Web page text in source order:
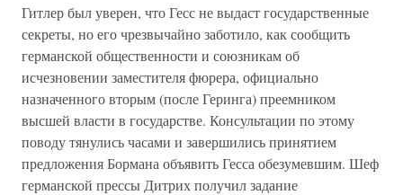
Гитлер был уверен, что Гесс не выдаст государственные
секреты, но его чрезвычайно заботило, как сообщить
германской общественности и союзникам об
исчезновении заместителя фюрера, официально
назначенного вторым (после Геринга) преемником
высшей власти в государстве. Консультации по этому
поводу тянулись часами и завершились принятием
предложения Бормана объявить Гесса обезумевшим. Шеф
германской прессы Дитрих получил задание